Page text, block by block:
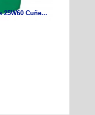
25W60 Cuñe...